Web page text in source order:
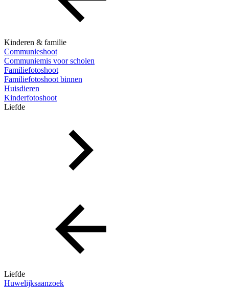
Kinderen & familie
Communieshoot
Communiemis voor scholen
Familiefotoshoot
Familiefotoshoot binnen
Huisdieren
Kinderfotoshoot
Liefde
Liefde
Huwelijksaanzoek